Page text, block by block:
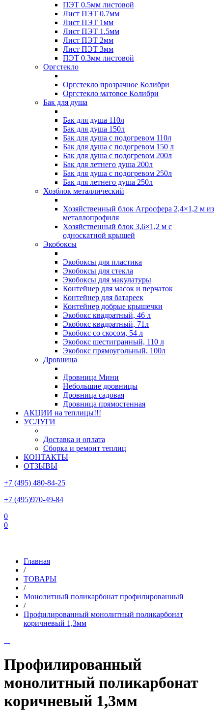
ПЭТ 0.5мм листовой
Лист ПЭТ 0.7мм
Лист ПЭТ 1мм
Лист ПЭТ 1.5мм
Лист ПЭТ 2мм
Лист ПЭТ 3мм
ПЭТ 0.3мм листовой
Оргстекло
Оргстекло прозрачное Колибри
Оргстекло матовое Колибри
Бак для душа
Бак для душа 110л
Бак для душа 150л
Бак для душа с подогревом 110л
Бак для душа с подогревом 150 л
Бак для душа с подогревом 200л
Бак для летнего душа 200л
Бак для душа с подогревом 250л
Бак для летнего душа 250л
Хозблок металлический
Хозяйственный блок Агросфера 2,4×1,2 м из
металлопрофиля
Хозяйственный блок 3,6×1,2 м с
односкатной крышей
Экобоксы
Экобоксы для пластика
Экобоксы для стекла
Экобоксы для макулатуры
Контейнер для масок и перчаток
Контейнер для батареек
Контейнер добрые крышечки
Экобокс квадратный, 46 л
Экобокс квадратный, 71л
Экобокс со скосом, 54 л
Экобокс шестигранный, 110 л
Экобокс прямоугольный, 100л
Дровница
Дровница Мини
Небольшие дровницы
Дровница садовая
Дровница прямостенная
АКЦИИ на теплицы!!!
УСЛУГИ
Доставка и оплата
Сборка и ремонт теплиц
КОНТАКТЫ
ОТЗЫВЫ
+7 (495) 480-84-25
+7 (495)970-49-84
0
0
Главная
/
ТОВАРЫ
/
Монолитный поликарбонат профилированный
/
Профилированный монолитный поликарбонат
коричневый 1,3мм
Профилированный
монолитный поликарбонат
коричневый 1,3мм